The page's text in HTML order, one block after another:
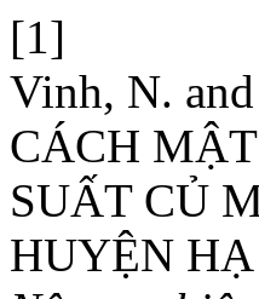
[1]
Vinh, N.
CÁCH
SUẤT CỦ
HUYỆN